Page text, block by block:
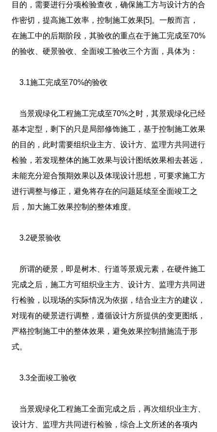
目的，需要进行分项检验查收，确保施工方与设计方的合
作密切，提高施工效率，控制施工效果[5]。一般而言，
在施工中的后期阶段，其验收的重点在于施工完成至70%
的验收、硬景验收、全面竣工验收三个方面，具体为：
3.1施工完成至70%的验收
当景观绿化工程施工完成至70%之时，其景观绿化已经
基本定型，剩下的只是局部修饰施工，基于控制施工效果
的目的，此时需要组织业主方、设计方、监理方共同进行
检验，若发现整体的施工效果与设计图纸效果相去甚远，
未能充分迎合预期效果以及体现设计思想，可要求施工方
进行调整与修正，避免将存在的问题延续至全面竣工之
后，加大施工效果控制的整体难度。
3.2硬景验收
所谓的硬景，即是树木、行道等景观元素，在硬件施工
完成之后，施工方可组织业主方、设计方、监理方共同进
行检验，以现场的实际情况为依据，结合业主方的建议，
对现有的硬景进行调整，遵循设计方所提供的变更图纸，
严格控制施工中的整体效果，避免效果控制措施流于形
式。
3.3全面竣工验收
当景观绿化工程施工全面完成之后，再次组织业主方、
设计方、监理方共同进行检验，综合上文所述的各项内